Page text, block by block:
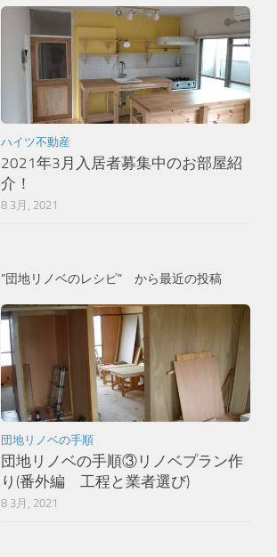
ハイツ不動産
2021年3月入居者募集中のお部屋紹
介！
8 3月, 2021
”団地リノベのレシピ” から最近の投稿
団地リノベの手順
団地リノベの手順③リノベプラン作
り(番外編 工程と業者選び)
8 3月, 2021